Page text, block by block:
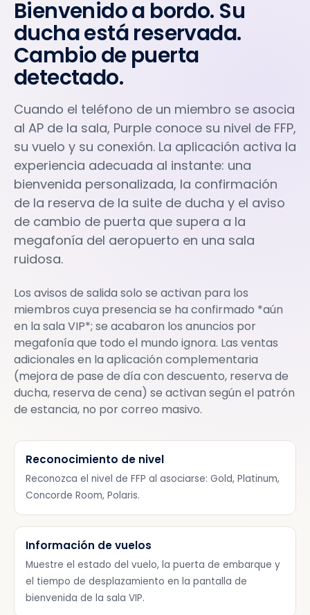
Bienvenido a bordo. Su
ducha está reservada.
Cambio de puerta
detectado.
Cuando el teléfono de un miembro se asocia
al AP de la sala, Purple conoce su nivel de FFP,
su vuelo y su conexión. La aplicación activa la
experiencia adecuada al instante: una
bienvenida personalizada, la confirmación
de la reserva de la suite de ducha y el aviso
de cambio de puerta que supera a la
megafonía del aeropuerto en una sala
ruidosa.
Los avisos de salida solo se activan para los
miembros cuya presencia se ha confirmado *aún
en la sala VIP*; se acabaron los anuncios por
megafonía que todo el mundo ignora. Las ventas
adicionales en la aplicación complementaria
(mejora de pase de día con descuento, reserva de
ducha, reserva de cena) se activan según el patrón
de estancia, no por correo masivo.
Reconocimiento de nivel
Reconozca el nivel de FFP al asociarse: Gold, Platinum,
Concorde Room, Polaris.
Información de vuelos
Muestre el estado del vuelo, la puerta de embarque y
el tiempo de desplazamiento en la pantalla de
bienvenida de la sala VIP.